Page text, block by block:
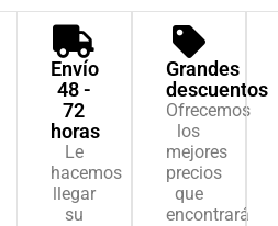
Envío
48 -
72
horas
Le
hacemos
llegar
su
Grandes
descuentos
Ofrecemos
los
mejores
precios
que
encontrará